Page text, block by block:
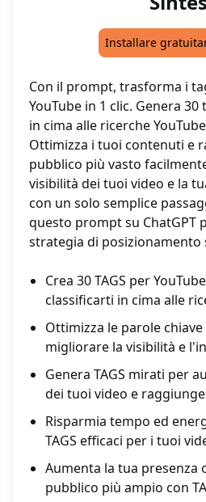
Installare
Con il prompt, trasforma i
YouTube in 1 clic. Genera
in cima alle ricerche
Ottimizza i tuoi contenuti e
pubblico più vasto
visibilità dei tuoi video e la
con un solo semplice
questo prompt su ChatGPT
strategia di
Crea 30 TAGS per
classificarti in cima alle
Ottimizza le parole
migliorare la visibilità e
Genera TAGS mirati per
dei tuoi video e
Risparmia tempo ed
TAGS efficaci per i tuoi
Aumenta la tua presenza
pubblico più ampio con